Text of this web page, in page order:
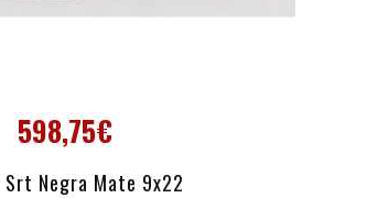
598,75€
Negra Mate 9x22
AL CARRITO